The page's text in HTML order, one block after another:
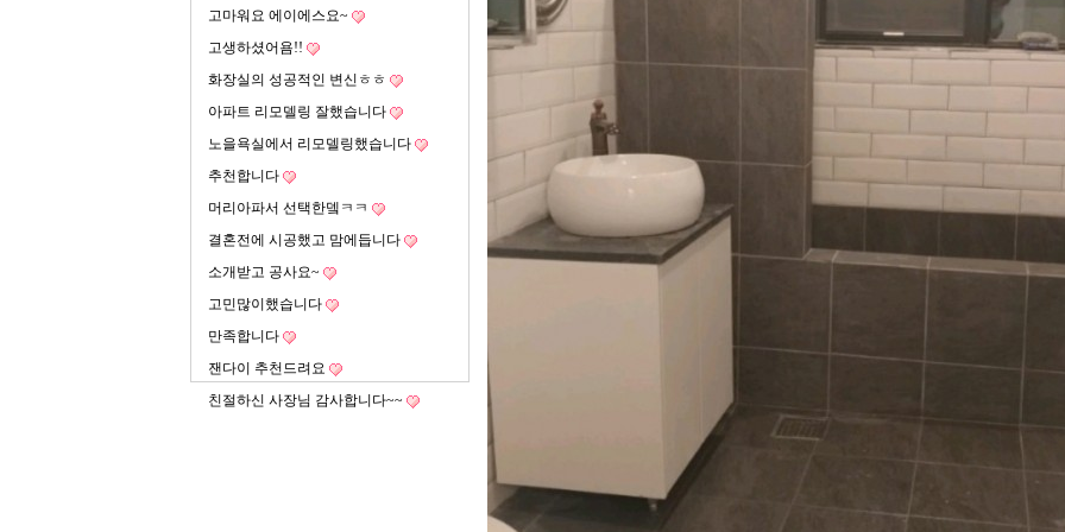
고마워요 에이에스요~
고생하셨어욤!!
화장실의 성공적인 변신ㅎㅎ
아파트 리모델링 잘했습니다
노을욕실에서 리모델링했습니다
추천합니다
머리아파서 선택한뎈ㅋㅋ
결혼전에 시공했고 맘에듭니다
소개받고 공사요~
고민많이했습니다
만족합니다
잰다이 추천드려요
친절하신 사장님 감사합니다~~